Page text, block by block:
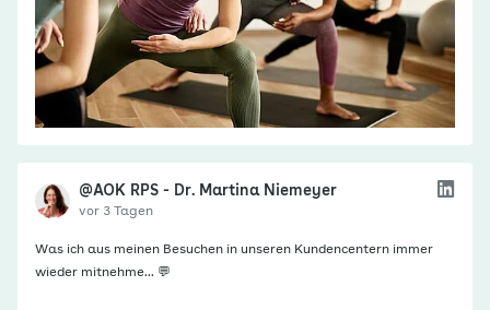
@AOK RPS - Dr. Martina Niemeyer
vor 3 Tagen
Was ich aus meinen Besuchen in unseren Kundencentern immer
wieder mitnehme... 💬